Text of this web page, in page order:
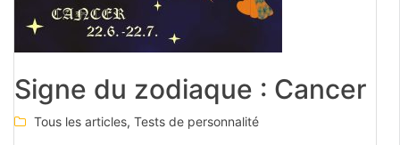
Signe du zodiaque : Cancer
Tous les articles, Tests de personnalité